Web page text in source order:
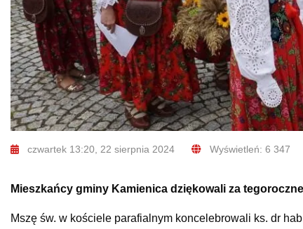
czwartek 13:20, 22 sierpnia 2024 Wyświetleń: 6 347
Mieszkańcy gminy Kamienica dziękowali za
Mszę św. w kościele parafialnym koncelebrowali ks. dr